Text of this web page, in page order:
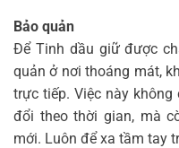
Bảo quản
Để Tinh dầu giữ được
quản ở nơi thoáng mát,
trực tiếp. Việc này
đổi theo thời gian, mà
mới. Luôn để xa tầm tay